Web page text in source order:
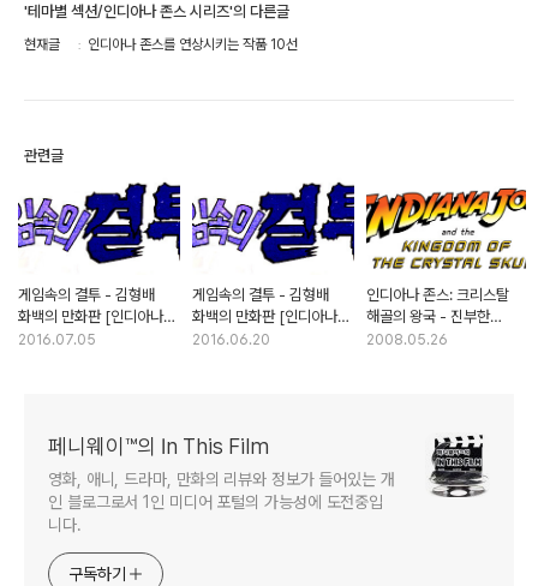
'테마별 섹션/인디아나 존스 시리즈'의 다른글
현재글 인디아나 존스를 연상시키는 작품 10선
관련글
게임속의 결투 - 김형배
화백의 만화판 [인디아나
존스] (2부)
2016.07.05
게임속의 결투 - 김형배
화백의 만화판 [인디아나
존스] (1부)
2016.06.20
인디아나 존스: 크리스탈
해골의 왕국 - 진부한
속편의 전형적 한계
2008.05.26
페니웨이™의 In This Film
영화, 애니, 드라마, 만화의 리뷰와 정보가 들어있는 개
인 블로그로서 1인 미디어 포털의 가능성에 도전중입
니다.
구독하기